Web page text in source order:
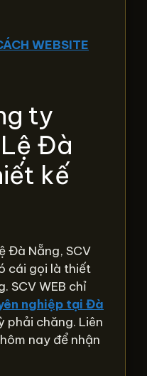
WEBSITE
ty
Đà
kế
Đà Nẵng, SCV
cái gọi là thiết
SCV WEB chỉ
nghiệp tại Đà
phải chăng. Liên
nay để nhận